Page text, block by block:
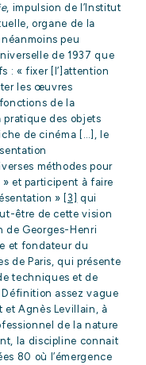
, impulsion de l’Institut
organe de la
néanmoins peu
de 1937 que
: « fixer [l’]attention
les œuvres
de la
pratique des objets
de cinéma […], le
méthodes pour
et participent à faire
» [3]
qui
être de cette vision
de Georges-Henri
et fondateur du
de Paris, qui présente
techniques et de
. Définition assez vague
et Agnès Levillain, à
de la nature
la discipline connait
80 où l’émergence